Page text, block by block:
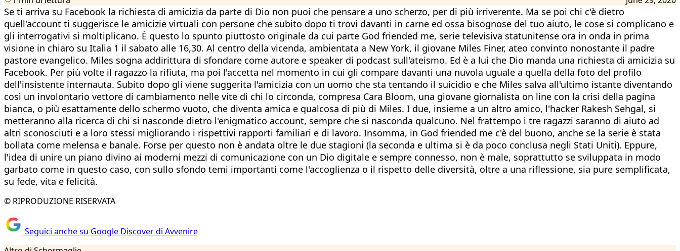
Se ti arriva su Facebook la richiesta di amicizia da parte di Dio non puoi che pensare a uno scherzo, per di più irriverente. Ma se poi chi c'è dietro
quell'account ti suggerisce le amicizie virtuali con persone che subito dopo ti trovi davanti in carne ed ossa bisognose del tuo aiuto, le cose si complicano e
gli interrogativi si moltiplicano. È questo lo spunto piuttosto originale da cui parte God friended me, serie televisiva statunitense ora in onda in prima
visione in chiaro su Italia 1 il sabato alle 16,30. Al centro della vicenda, ambientata a New York, il giovane Miles Finer, ateo convinto nonostante il padre
pastore evangelico. Miles sogna addirittura di sfondare come autore e speaker di podcast sull'ateismo. Ed è a lui che Dio manda una richiesta di amicizia su
Facebook. Per più volte il ragazzo la rifiuta, ma poi l'accetta nel momento in cui gli compare davanti una nuvola uguale a quella della foto del profilo
dell'insistente internauta. Subito dopo gli viene suggerita l'amicizia con un uomo che sta tentando il suicidio e che Miles salva all'ultimo istante diventando
così un involontario vettore di cambiamento nelle vite di chi lo circonda, compresa Cara Bloom, una giovane giornalista on line con la crisi della pagina
bianca, o più esattamente dello schermo vuoto, che diventa amica e qualcosa di più di Miles. I due, insieme a un altro amico, l'hacker Rakesh Sehgal, si
metteranno alla ricerca di chi si nasconde dietro l'enigmatico account, sempre che si nasconda qualcuno. Nel frattempo i tre ragazzi saranno di aiuto ad
altri sconosciuti e a loro stessi migliorando i rispettivi rapporti familiari e di lavoro. Insomma, in God friended me c'è del buono, anche se la serie è stata
bollata come melensa e banale. Forse per questo non è andata oltre le due stagioni (la seconda e ultima si è da poco conclusa negli Stati Uniti). Eppure,
l'idea di unire un piano divino ai moderni mezzi di comunicazione con un Dio digitale e sempre connesso, non è male, soprattutto se sviluppata in modo
garbato come in questo caso, con sullo sfondo temi importanti come l'accoglienza o il rispetto delle diversità, oltre a una riflessione, sia pure semplificata,
su fede, vita e felicità.
© RIPRODUZIONE RISERVATA
Seguici anche su Google Discover di Avvenire